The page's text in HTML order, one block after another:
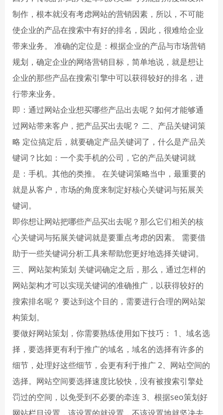
制作，根本就没有考虑网站的营销因素，所以，不可能
使企业的产品在搜索中有好的排名，因此，很难给企业
带来业务。 准确的定位是：根据企业的产品与市场营销
规划，确定企业的网络营销目标，简单地说，就是想让
企业的那些产品在搜索引擎中可以获得较好的排名，进
行带来业务。
即：通过网站企业想买哪些产品出去呢？如何才能够通
过网站带来客户，把产品买出去呢？ 二、产品关键词策
略 定位搞定后，就要确定产品关键词了，什么是产品关
键词？比如：一个卖手机的公司，它的产品关键词就
是：手机。其他的类推。 在关键词策略当中，最重要的
就是从客户，市场的角度来制定好核心关键词与拓展关
键词。
即你想让网站把哪些产品买出去呢？那么它们相关的核
心关键词与拓展关键词就是要重点考虑的因素。 需要借
助于一些关键词分析工具来帮助您更好地选择关键词。
三、网站架构策划 关键词确定之后，那么，通过怎样的
网站架构才可以实现关键词的准确推广，以获得较好的
搜索排名呢？ 要达到这个目的，需要进行合理的网站架
构策划。
要做好网站策划，你需要熟练使用如下技巧： 1、域名选
择，要选择更有利于推广的域名，域名的选择有许多的
细节，处理好这些细节，会更有利于推广 2、网站空间的
选择。网站空间要选择速度比较快，没有被搜索引擎处
罚过的空间，以免受到不必要的牵连 3、根据seo策划好